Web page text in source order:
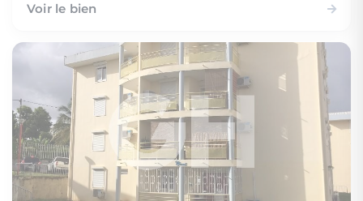
Voir le bien